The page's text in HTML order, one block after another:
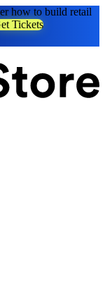
how to build retail
Tickets